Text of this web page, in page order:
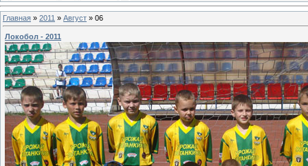
Главная » 2011 » Август » 06
Локобол - 2011